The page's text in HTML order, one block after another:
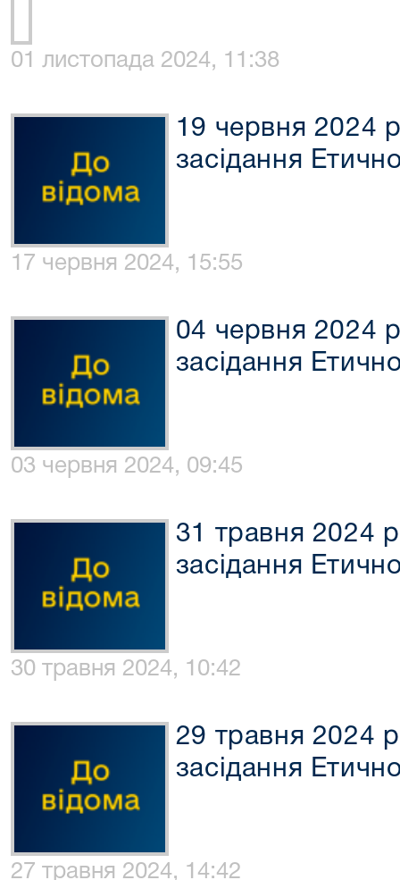
01 листопада 2024, 11:38
19 червня 2024
засідання
17 червня 2024, 15:55
04 червня 2024
засідання
03 червня 2024, 09:45
31 травня 2024
засідання
30 травня 2024, 10:42
29 травня 2024
засідання
27 травня 2024, 14:42